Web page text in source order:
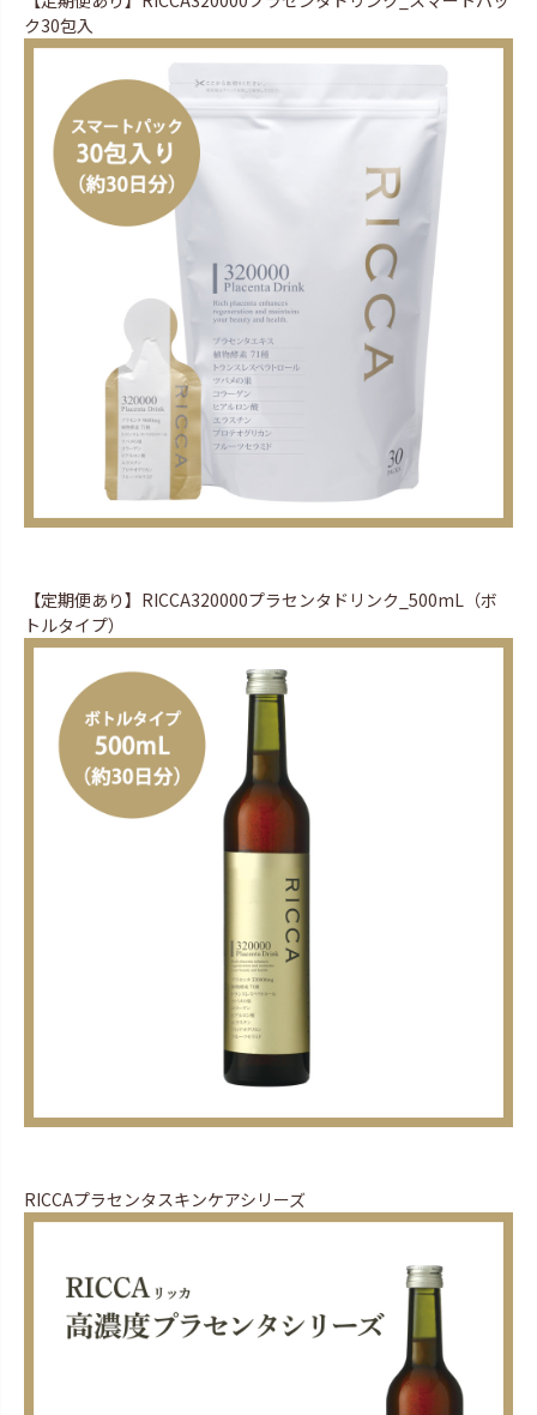
ク30包入
【定期便あり】RICCA320000プラセンタドリンク_500mL（ボ
トルタイプ）
RICCAプラセンタスキンケアシリーズ